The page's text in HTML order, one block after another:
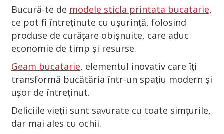
Bucură-te de modele sticla printata bucatarie,
ce pot fi întreținute cu ușurință, folosind
produse de curățare obișnuite, care aduc
economie de timp și resurse.
Geam bucatarie, elementul inovativ care îți
transformă bucătăria într-un spațiu modern și
ușor de întreținut.
Deliciile vieții sunt savurate cu toate simțurile,
dar mai ales cu ochii.